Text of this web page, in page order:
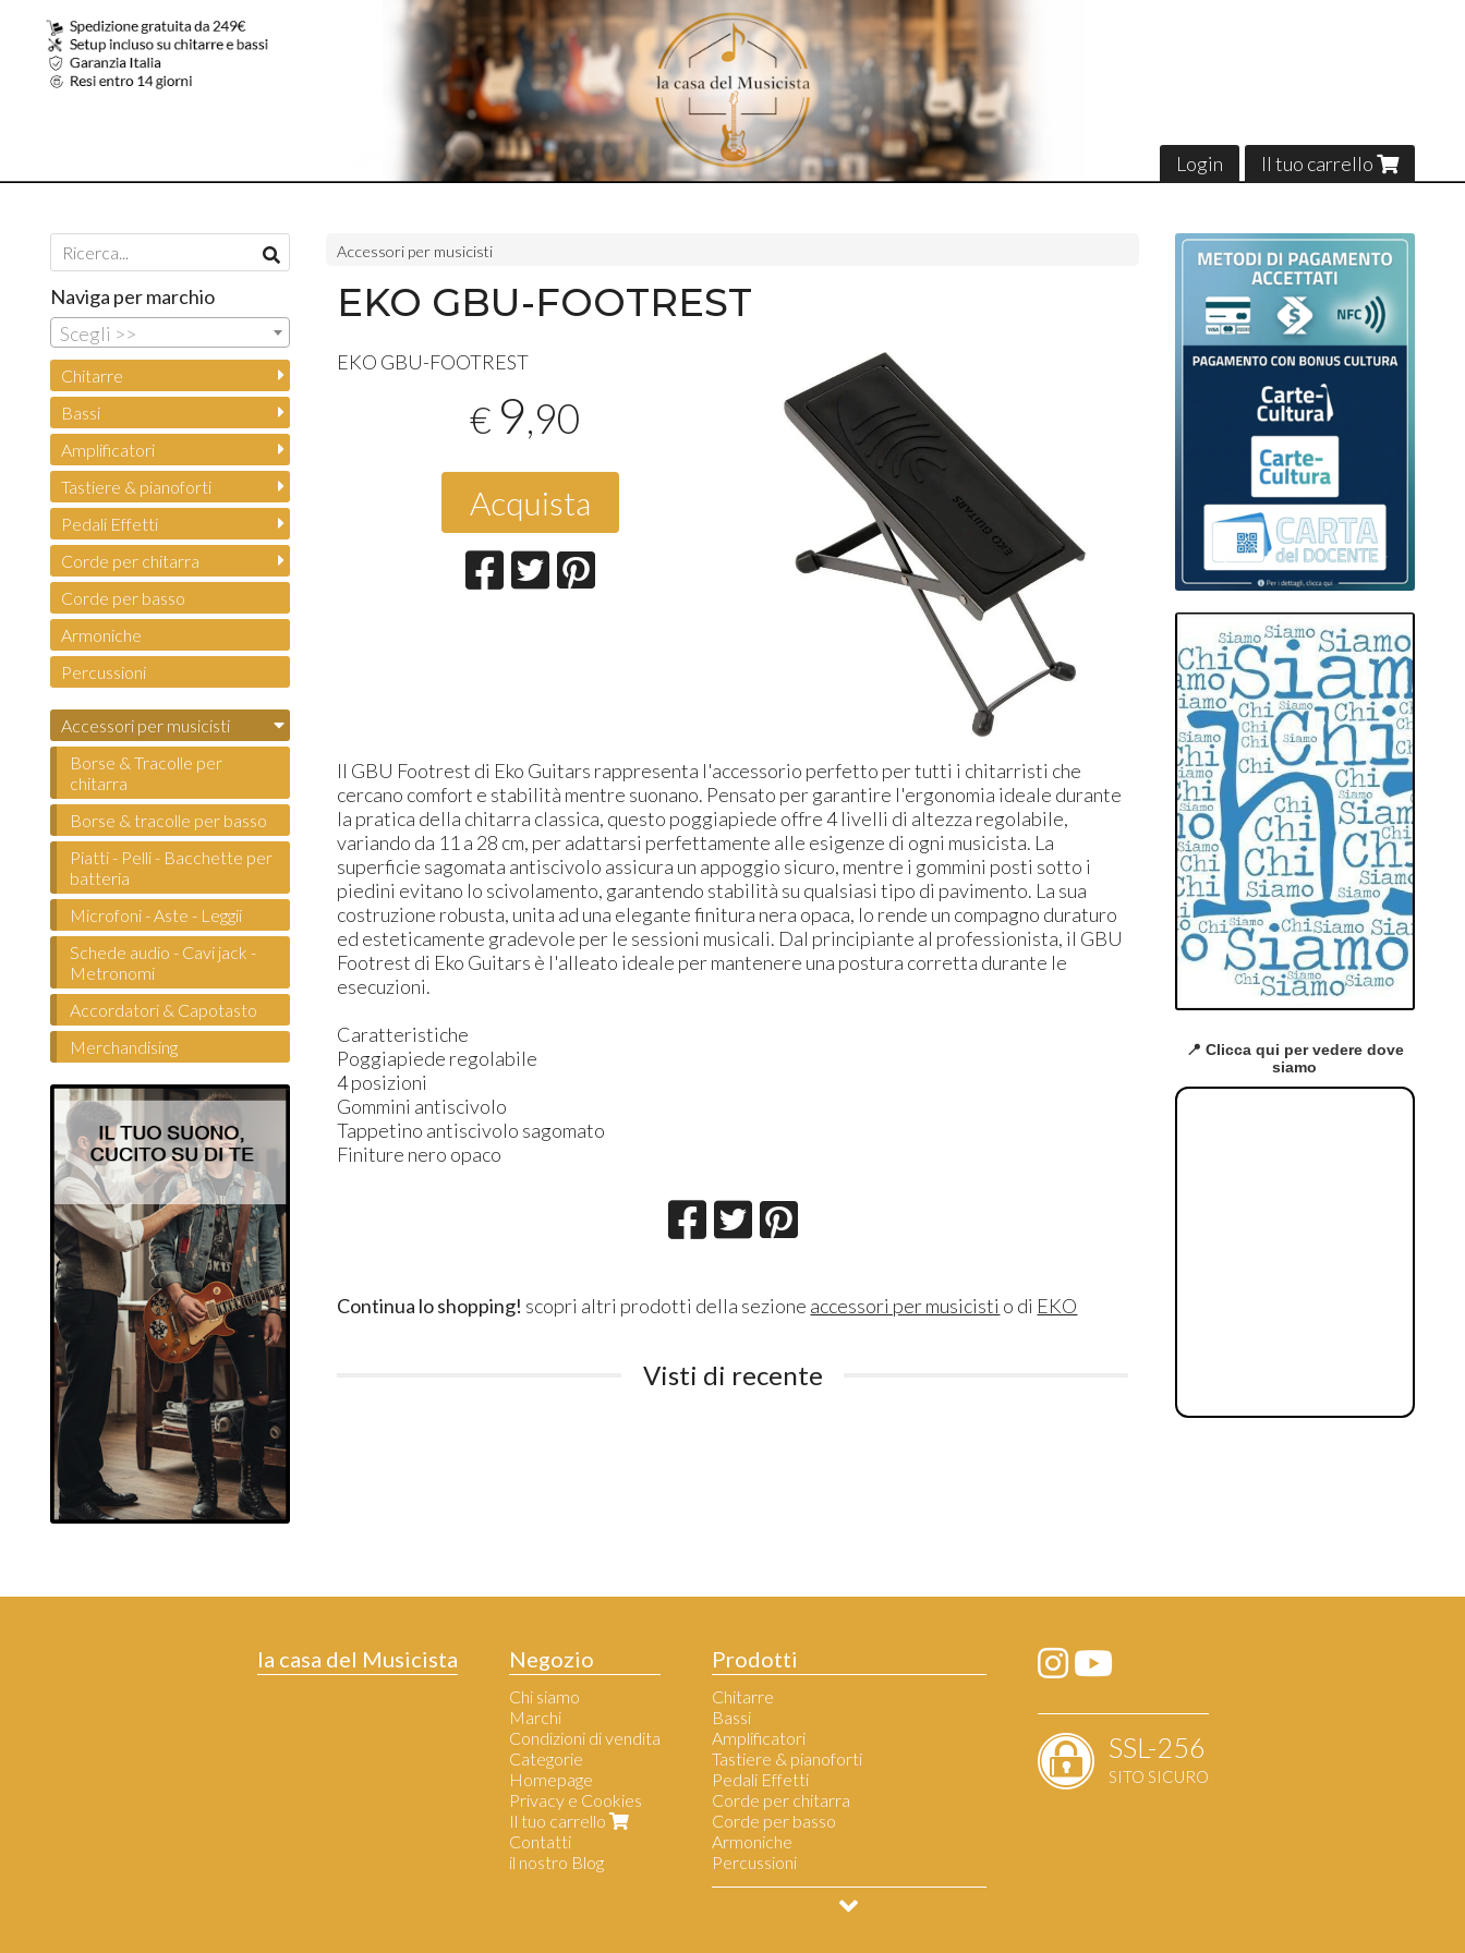
Login Il tuo carrello
Accessori per musicisti
EKO GBU-FOOTREST
EKO GBU-FOOTREST
€ 9,90
Acquista
Il GBU Footrest di Eko Guitars rappresenta l'accessorio perfetto per tutti i chitarristi che
cercano comfort e stabilità mentre suonano. Pensato per garantire l'ergonomia ideale durante
la pratica della chitarra classica, questo poggiapiede offre 4 livelli di altezza regolabile,
variando da 11 a 28 cm, per adattarsi perfettamente alle esigenze di ogni musicista. La
superficie sagomata antiscivolo assicura un appoggio sicuro, mentre i gommini posti sotto i
piedini evitano lo scivolamento, garantendo stabilità su qualsiasi tipo di pavimento. La sua
costruzione robusta, unita ad una elegante finitura nera opaca, lo rende un compagno duraturo
ed esteticamente gradevole per le sessioni musicali. Dal principiante al professionista, il GBU
Footrest di Eko Guitars è l'alleato ideale per mantenere una postura corretta durante le
esecuzioni.
Caratteristiche
Poggiapiede regolabile
4 posizioni
Gommini antiscivolo
Tappetino antiscivolo sagomato
Finiture nero opaco
Continua lo shopping! scopri altri prodotti della sezione accessori per musicisti o di EKO
Visti di recente
Naviga per marchio
Scegli >>
Chitarre
Bassi
Amplificatori
Tastiere & pianoforti
Pedali Effetti
Corde per chitarra
Corde per basso
Armoniche
Percussioni
Accessori per musicisti
Borse & Tracolle per
chitarra
Borse & tracolle per basso
Piatti - Pelli - Bacchette per
batteria
Microfoni - Aste - Leggii
Schede audio - Cavi jack -
Metronomi
Accordatori & Capotasto
Merchandising
📍 Clicca qui per vedere dove
siamo
la casa del Musicista Negozio
Chi siamo
Marchi
Condizioni di vendita
Categorie
Homepage
Privacy e Cookies
Il tuo carrello
Contatti
il nostro Blog
Prodotti
Chitarre
Bassi
Amplificatori
Tastiere & pianoforti
Pedali Effetti
Corde per chitarra
Corde per basso
Armoniche
Percussioni
Accessori per musicisti
Borse & Tracolle per chitarra
SSL-256
SITO SICURO